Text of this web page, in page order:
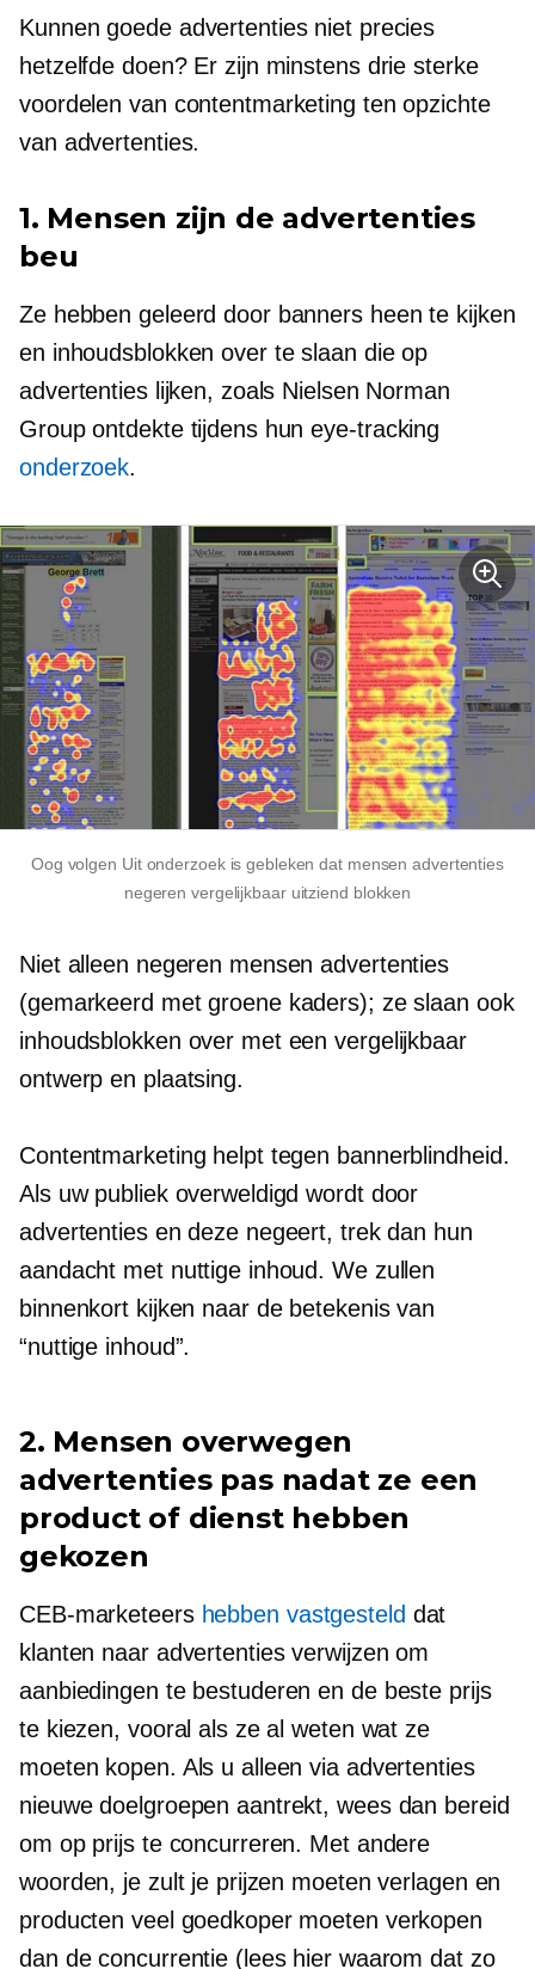
Kunnen goede advertenties niet precies
hetzelfde doen? Er zijn minstens drie sterke
voordelen van contentmarketing ten opzichte
van advertenties.
1. Mensen zijn de advertenties
beu
Ze hebben geleerd door banners heen te kijken
en inhoudsblokken over te slaan die op
advertenties lijken, zoals Nielsen Norman
Group ontdekte tijdens huneye-tracking
onderzoek.
Oog volgen Uit onderzoek is gebleken dat mensen advertenties
negerenvergelijkbaar uitziend blokken
Niet alleen negeren mensen advertenties
(gemarkeerd met groene kaders); ze slaan ook
inhoudsblokken over met een vergelijkbaar
ontwerp en plaatsing.
Contentmarketing helpt tegen bannerblindheid.
Als uw publiek overweldigd wordt door
advertenties en deze negeert, trek dan hun
aandacht met nuttige inhoud. We zullen
binnenkort kijken naar de betekenis van
“nuttige inhoud”.
2. Mensen overwegen
advertenties pas nadat ze een
product of dienst hebben
gekozen
CEB-marketeers hebben vastgesteld dat
klanten naar advertenties verwijzen om
aanbiedingen te bestuderen en de beste prijs
te kiezen, vooral als ze al weten wat ze
moeten kopen. Als u alleen via advertenties
nieuwe doelgroepen aantrekt, wees dan bereid
om op prijs te concurreren. Met andere
woorden, je zult je prijzen moeten verlagen en
producten veel goedkoper moeten verkopen
dan de concurrentie (lees hier waarom dat zo